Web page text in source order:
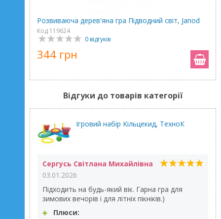
Розвиваюча дерев'яна гра Підводний світ, Janod
Код 119624
0 відгуків
344 грн
Відгуки до товарів категорії
Ігровий набір Кільцекид, ТехноК
Сергусь Світлана Михайлівна
03.01.2026
Підходить на будь-який вік. Гарна гра для
зимових вечорів і для літніх пікніків.)
Плюси: